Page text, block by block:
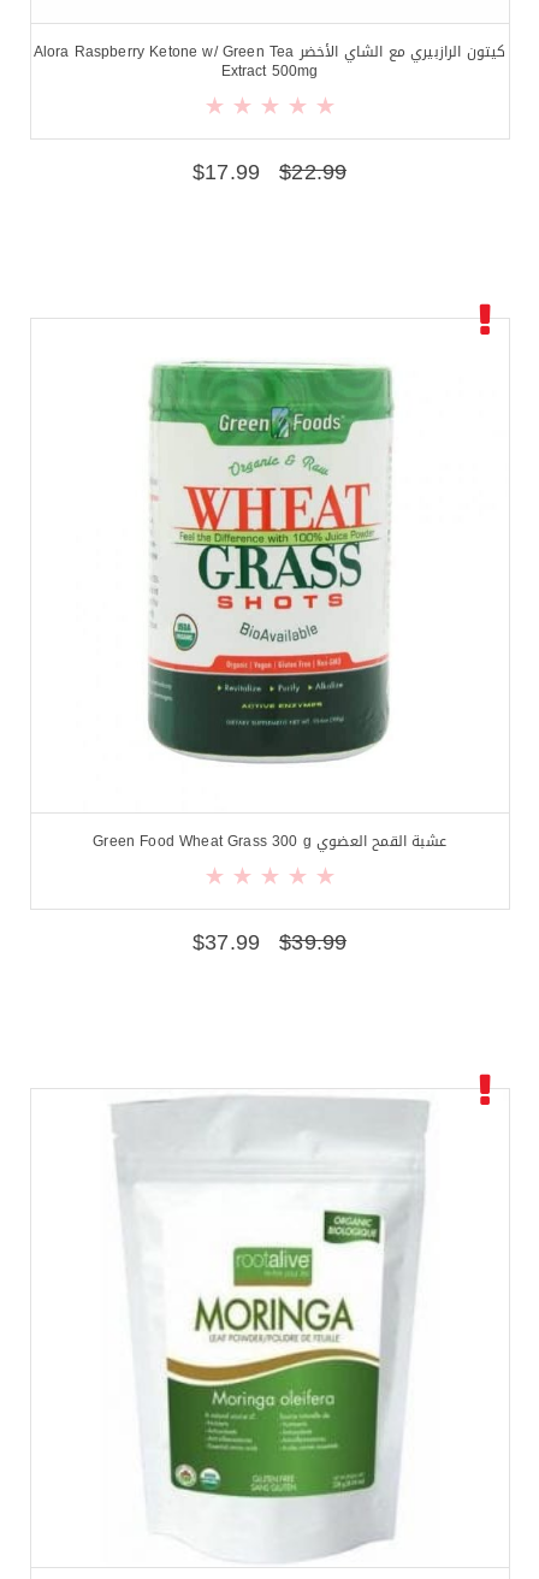
كيتون الرازبيري مع الشاي الأخضر Alora Raspberry Ketone w/ Green Tea
Extract 500mg
$22.99
$17.99
عشبة القمح العضوي Green Food Wheat Grass 300 g
$39.99
$37.99